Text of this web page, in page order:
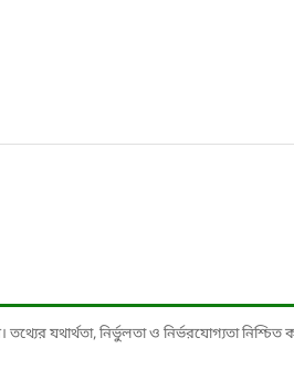
যথার্থতা, নির্ভুলতা ও নির্ভরযোগ্যতা নিশ্চিত